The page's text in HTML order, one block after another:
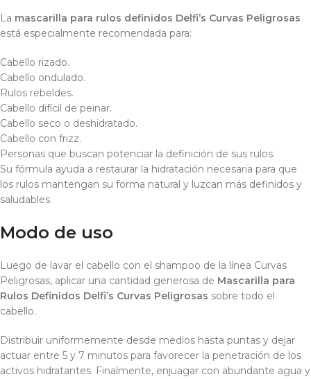
La mascarilla para rulos definidos Delfi’s Curvas Peligrosas
está especialmente recomendada para:
Cabello rizado.
Cabello ondulado.
Rulos rebeldes.
Cabello difícil de peinar.
Cabello seco o deshidratado.
Cabello con frizz.
Personas que buscan potenciar la definición de sus rulos.
Su fórmula ayuda a restaurar la hidratación necesaria para que
los rulos mantengan su forma natural y luzcan más definidos y
saludables.
Modo de uso
Luego de lavar el cabello con el shampoo de la línea Curvas
Peligrosas, aplicar una cantidad generosa de Mascarilla para
Rulos Definidos Delfi’s Curvas Peligrosas sobre todo el
cabello.
Distribuir uniformemente desde medios hasta puntas y dejar
actuar entre 5 y 7 minutos para favorecer la penetración de los
activos hidratantes. Finalmente, enjuagar con abundante agua y